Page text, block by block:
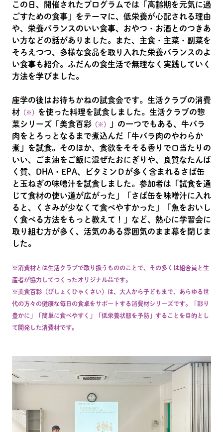
この日、開催されたプログラムでは「高齢期を元気に過
ごすための食事」をテーマに、低栄養が心配される理由
や、栄養バランスのいい食事、おやつ・お酒とのつきあ
い方などの話がありました。また、主食・主菜・副菜を
そろえつつ、多様な食品を取り入れた栄養バランスのよ
い食事も紹介。ふだんの食生活で無理なく実践していく
方法を学びました。
座学の後はお待ちかねの試食会です。生活クラブの消費
材 （※） を使った料理を試食しました。生活クラブの惣
菜シリーズ「美食百彩 （※）
」の一つでもある、牛バラ
肉をとろっとなるまで煮込んだ「牛バラ肉のやわらか
煮」を試食。そのほか、食欲をそそる香りで口当たりの
いい、ごま油をご飯に混ぜたおにぎりや、良質なたんぱ
く質、DHA・EPA、ビタミンＤが多く含まれるさば缶
と玉ねぎの味噌汁を試食しました。参加者は「試食を通
じて食材の使い道が広がった」「さば缶を味噌汁に入れ
ると、くさみが少なくて食べやすかった」「魚をおいし
く食べる方法をもっと教えて！」など、熱心に学習会に
取り組む方が多く、活気のある雰囲気のまま幕を閉じま
した。
※消費材とは生活クラブで取り扱うもののことで、その多くは組合員と生
産者が協力してつくったオリジナル品です。
※美食百彩（びしょくひゃくさい）は、大人から子どもまで、あらゆる世
代の方々の健康な毎日の食卓をサポートする消費材シリーズです。「彩り
豊かに」「簡単に食べやすく」「低栄養状態を予防」することを目的とし
て開発した消費材です。